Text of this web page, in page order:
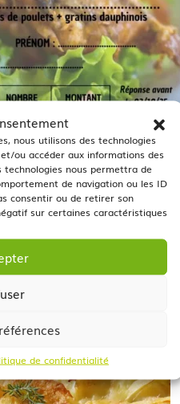
nous utilisons des technologies
ou accéder aux informations des
nous permettra de
de navigation ou les ID
consentir ou de retirer son
sur certaines caractéristiques
de confidentialité